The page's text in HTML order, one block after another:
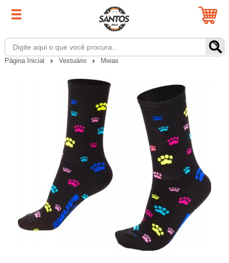
Página Inicial Vestuário Meias